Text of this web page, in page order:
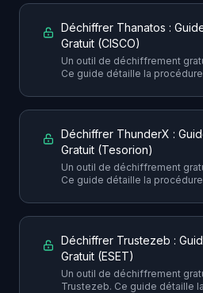
Déchiffrer Thanatos :
Gratuit (CISCO)
Un outil de déchiffrement
Ce guide détaille la
toutes les précautions
Déchiffrer ThunderX :
Gratuit (Tesorion)
Un outil de déchiffrement
Ce guide détaille la
toutes les précautions
Déchiffrer Trustezeb :
Gratuit (ESET)
Un outil de déchiffrement
Trustezeb. Ce guide détaille